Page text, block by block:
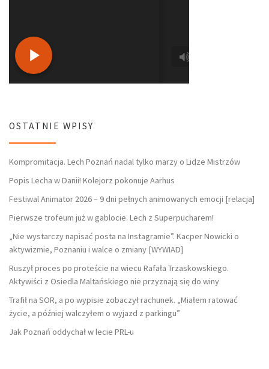
OSTATNIE WPISY
Kompromitacja. Lech Poznań nadal tylko marzy o Lidze Mistrzów
Popis Lecha w Danii! Kolejorz pokonuje Aarhus
Festiwal Animator 2026 – 9 dni pełnych animowanych emocji [relacja]
Pierwsze trofeum już w gablocie. Lech z Superpucharem!
„Nie wystarczy napisać posta na Instagramie”. Kacper Nowicki o
aktywizmie, Poznaniu i walce o zmiany [WYWIAD]
Ruszył proces po proteście na wiecu Rafała Trzaskowskiego.
Aktywiści z Osiedla Maltańskiego nie przyznają się do winy
Trafił na SOR, a po wypisie zobaczył rachunek. „Miałem ratować
życie, a później walczyłem o wyjazd z parkingu”
Jak Poznań oddychał w lecie PRL-u